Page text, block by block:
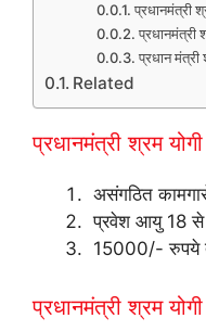
प्रधानमंत्री
प्रधानमंत्री
प्रधान मंत्री
Related
प्रधानमंत्री श्रम
असंगठित
प्रवेश आयु 18 से
15000/- रुपये
प्रधानमंत्री श्रम